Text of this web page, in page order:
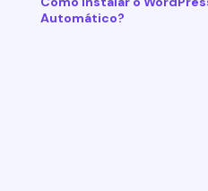
Automático?